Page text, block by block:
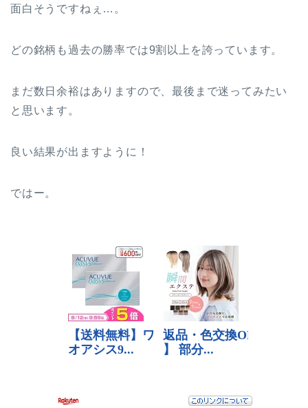
面白そうですねぇ…。
どの銘柄も過去の勝率では9割以上を誇っています。
まだ数日余裕はありますので、最後まで迷ってみたい
と思います。
良い結果が出ますように！
ではー。